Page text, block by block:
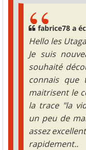
fabrice78 a
Hello les
Je suis
souhaité
connais que
maitrisent le
la trace "la
un peu de
assez
rapidement..